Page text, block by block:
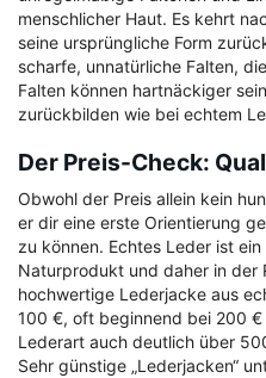
menschlicher Haut. Es kehrt
seine ursprüngliche Form
scharfe, unnatürliche Falten,
Falten können hartnäckiger
zurückbilden wie bei echtem
Der Preis-Check:
Obwohl der Preis allein kein
er dir eine erste Orientierung
zu können. Echtes Leder ist
Naturprodukt und daher in der
hochwertige Lederjacke aus
100 €, oft beginnend bei 200
Lederart auch deutlich über
Sehr günstige „Lederjacken“